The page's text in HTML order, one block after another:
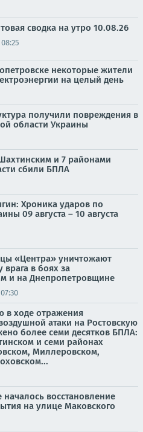
сводка на утро 10.08.26
08:25
некоторые жители
на целый день
получили повреждения в
области Украины
и 7 районами
сбили БПЛА
Хроника ударов по
09 августа – 10 августа
«Центра» уничтожают
врага в боях за
и на Днепропетровщине
07:30
ходе отражения
атаки на Ростовскую
более семи десятков БПЛА:
и семи районах
Миллеровском,
началось восстановление
на улице Маковского